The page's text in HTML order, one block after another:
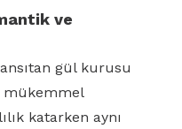
ve
gül kurusu
mükemmel
katarken aynı